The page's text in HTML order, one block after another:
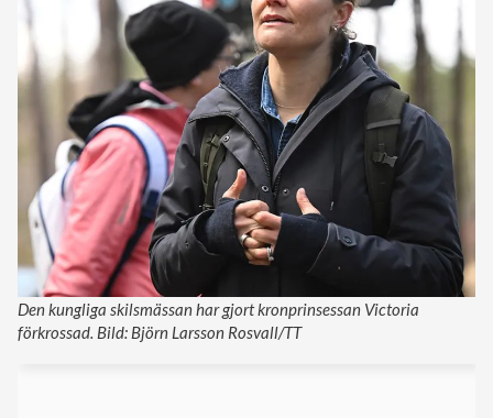
Den kungliga skilsmässan har gjort kronprinsessan Victoria
förkrossad. Bild: Björn Larsson Rosvall/TT